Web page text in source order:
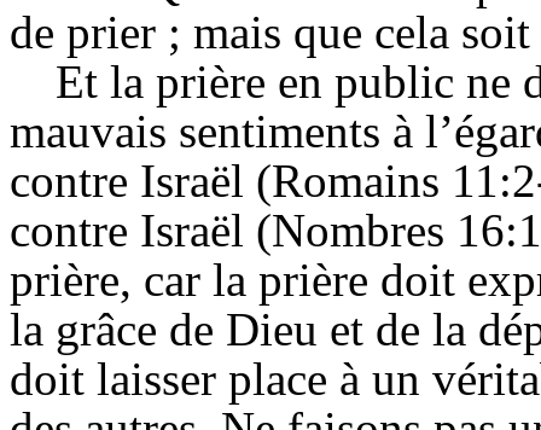
de prier ; mais que cela
Et la prière en public ne
mauvais sentiments à
contre Israël (Romains
contre Israël (Nombres
prière, car la prière doit
la grâce de Dieu et de la
doit laisser place à un